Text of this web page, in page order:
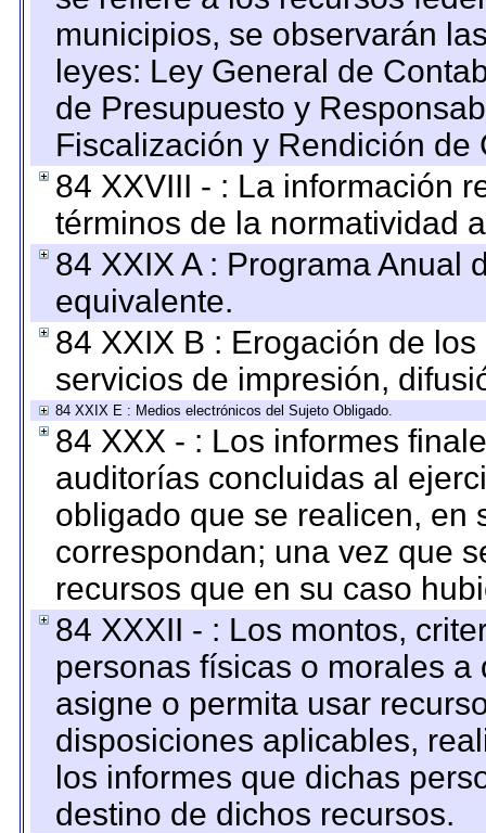
municipios, se observarán
leyes: Ley General de
de Presupuesto y
Fiscalización y Rendición
84 XXVIII - : La información
términos de la normatividad
84 XXIX A : Programa Anual
equivalente.
84 XXIX B : Erogación de
servicios de impresión,
84 XXIX E : Medios electrónicos del Sujeto Obligado.
84 XXX - : Los informes
auditorías concluidas al
obligado que se realicen, en
correspondan; una vez que
recursos que en su caso
84 XXXII - : Los montos,
personas físicas o morales
asigne o permita usar
disposiciones aplicables,
los informes que dichas
destino de dichos recursos.